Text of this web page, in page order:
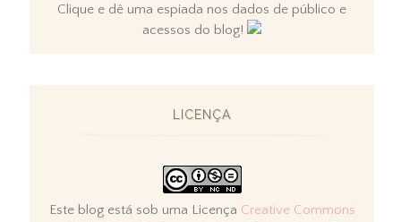
Clique e dê uma espiada nos dados de público e
acessos do blog!
LICENÇA
Este blog está sob uma Licença Creative Commons